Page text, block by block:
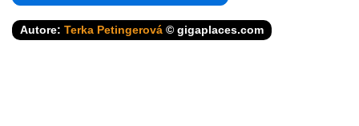
Autore: Terka Petingerová © gigaplaces.com